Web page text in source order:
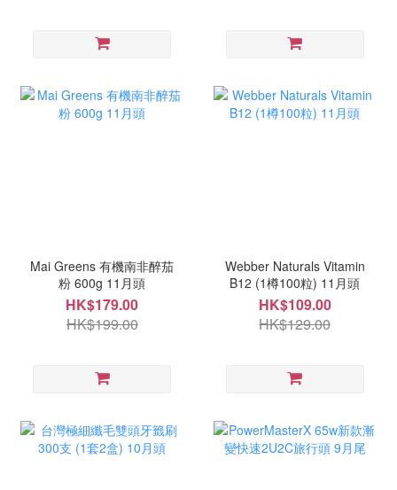
Mai Greens 有機南非醉茄
粉 600g 11月頭
HK$179.00
HK$199.00
Webber Naturals Vitamin
B12 (1樽100粒) 11月頭
HK$109.00
HK$129.00